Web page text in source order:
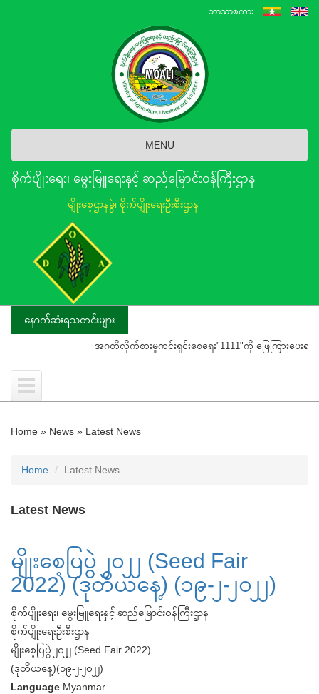
ဘာသာစကား
MENU
စိုက်ပျိုးရေး၊ မွေးမြူရေးနှင့် ဆည်မြောင်း၀န်ကြီးဌာန
မျိုးစေ့ဌာနခွဲ၊ စိုက်ပျိုးရေးဦးစီးဌာန
နောက်ဆုံးရသတင်းများ
အဂတိလိုက်စားမှုကင်းရှင်းစေရေး"1111"ကို ဖြေကြားပေးရန် ပြည်သူ
Home » News » Latest News
Home Latest News
Latest News
မျိုးစေ့ပြပွဲ ၂၀၂၂ (Seed Fair
2022) (ဒုတိယနေ့) (၁၉-၂-၂၀၂၂)
စိုက်ပျိုးရေး၊ မွေးမြူရေးနှင့် ဆည်မြောင်းဝန်ကြီးဌာန
စိုက်ပျိုးရေးဦးစီးဌာန
မျိုးစေ့ပြပွဲ ၂၀၂၂ (Seed Fair 2022)
(ဒုတိယနေ့)(၁၉-၂-၂၀၂၂)
Language Myanmar